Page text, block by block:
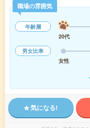
職場の雰囲気
年齢層
20代
男女比率
女性
気になる!